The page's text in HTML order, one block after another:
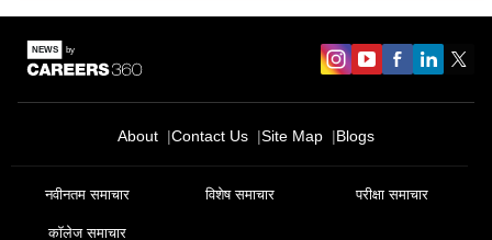
About Contact Us Site Map Blogs
नवीनतम समाचार विशेष समाचार परीक्षा समाचार
कॉलेज समाचार